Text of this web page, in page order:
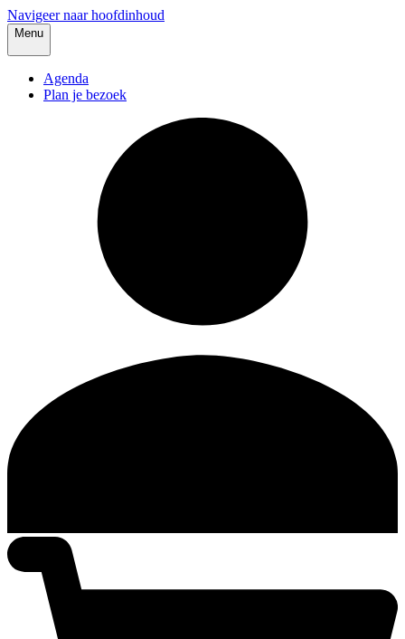
Navigeer naar hoofdinhoud
Menu
Agenda
Plan je bezoek